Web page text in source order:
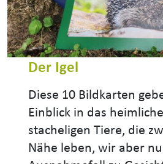
Der Igel
Diese 10 Bildkarten
Einblick in das
stacheligen Tiere, die
Nähe leben, wir aber